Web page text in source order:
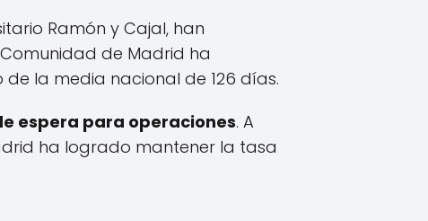
Ramón y Cajal, han
de Madrid ha
la media nacional de 126 días.
espera para operaciones. A
ha logrado mantener la tasa